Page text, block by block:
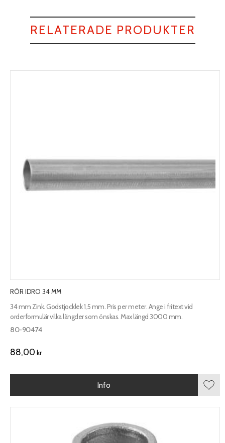
RELATERADE PRODUKTER
RÖR IDRO 34 MM
34 mm Zink. Godstjocklek 1,5 mm. Pris per meter. Ange i fritext vid
orderformulär vilka längder som önskas. Max längd 3000 mm.
80-90474
88,00 kr
Info